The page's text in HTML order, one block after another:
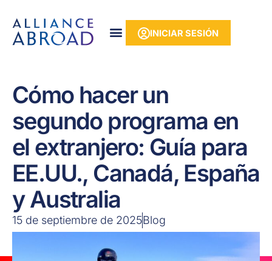
contenido
INICIAR SESIÓN
Cómo hacer un
segundo programa en
el extranjero: Guía para
EE.UU., Canadá, España
y Australia
15 de septiembre de 2025Blog